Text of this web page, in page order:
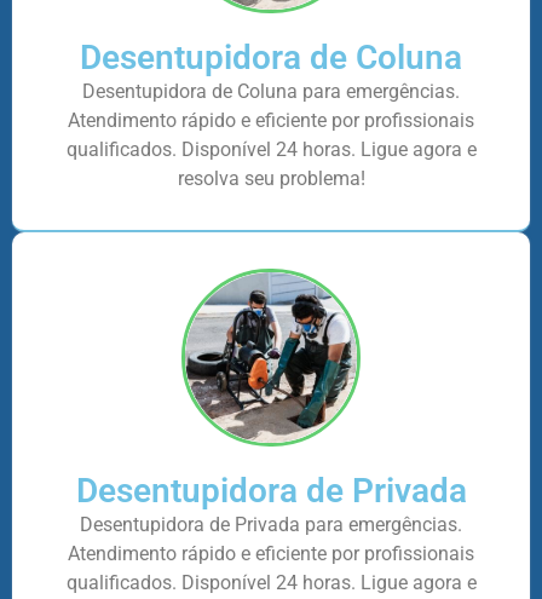
Desentupidora de Coluna
Desentupidora de Coluna para emergências.
Atendimento rápido e eficiente por profissionais
qualificados. Disponível 24 horas. Ligue agora e
resolva seu problema!
Desentupidora de Privada
Desentupidora de Privada para emergências.
Atendimento rápido e eficiente por profissionais
qualificados. Disponível 24 horas. Ligue agora e